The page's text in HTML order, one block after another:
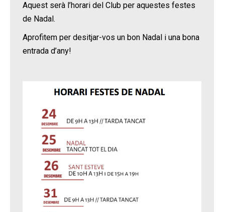
Aquest serà l’horari del Club per aquestes festes
de Nadal.
Aprofitem per desitjar-vos un bon Nadal i una bona
entrada d’any!